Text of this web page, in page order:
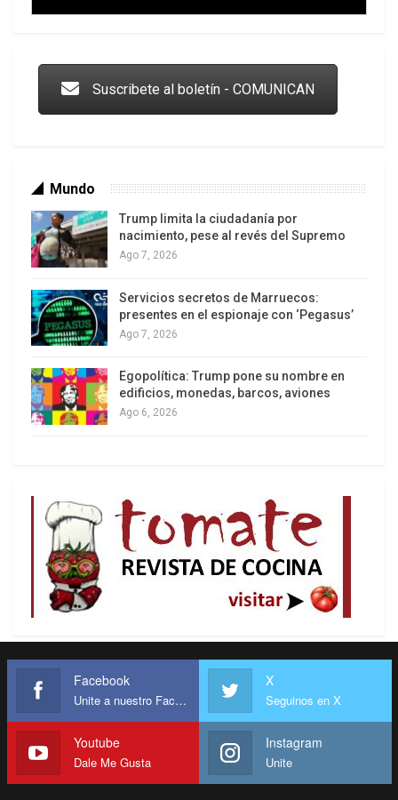
inmediata» a la devastación. «Éste es uno de los
declaró la comisaria europea de Ayuda
Humanitaria, Kristalina Georgieva, quien aseguró
estar «profundamente entristecida» por la pérdida
Los latinos le van dando la espalda a Trump
Suscribete al boletín - COMUNICAN
Mundo
Trump limita la ciudadanía por
nacimiento, pese al revés del Supremo
Ago 7, 2026
Servicios secretos de Marruecos:
presentes en el espionaje con ‘Pegasus’
Ago 7, 2026
Egopolítica: Trump pone su nombre en
edificios, monedas, barcos, aviones
Ago 6, 2026
Facebook
Unite a nuestro Facebook
X
Seguinos en X
Youtube
Dale Me Gusta
Instagram
Unite